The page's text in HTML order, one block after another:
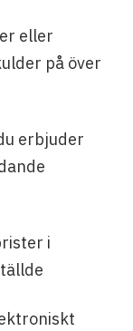
eller
på över
erbjuder
i